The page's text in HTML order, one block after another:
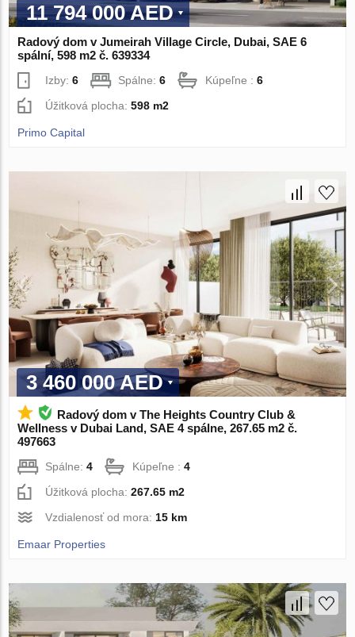
11 794 000 AED
Radový dom v Jumeirah Village Circle, Dubai, SAE 6
spální, 598 m2 č. 639334
Izby:6 Spálne:6 Kúpeľne :6
Úžitková plocha:598 m2
Primo Capital
3 460 000 AED
Radový dom v The Heights Country Club &
Wellness v Dubai Land, SAE 4 spálne, 267.65 m2 č.
497663
Spálne:4 Kúpeľne :4
Úžitková plocha:267.65 m2
Vzdialenosť od mora: 15 km
Emaar Properties